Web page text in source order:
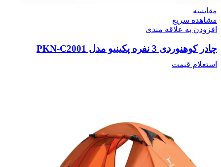
مقایسه
مشاهده سریع
افزودن به علاقه مندی
چادر کوهنوردی 3 نفره پکینیو مدل PKN-C2001
استعلام قیمت